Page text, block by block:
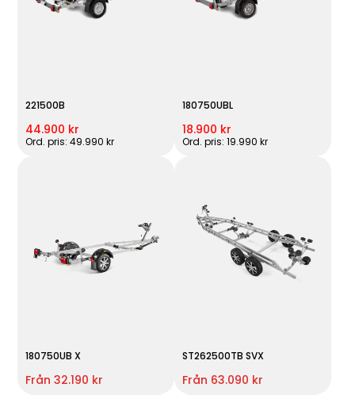
221500B
44.900 kr
Ord. pris: 49.990 kr
180750UBL
18.900 kr
Ord. pris: 19.990 kr
180750UB X
Från 32.190 kr
ST262500TB SVX
Från 63.090 kr